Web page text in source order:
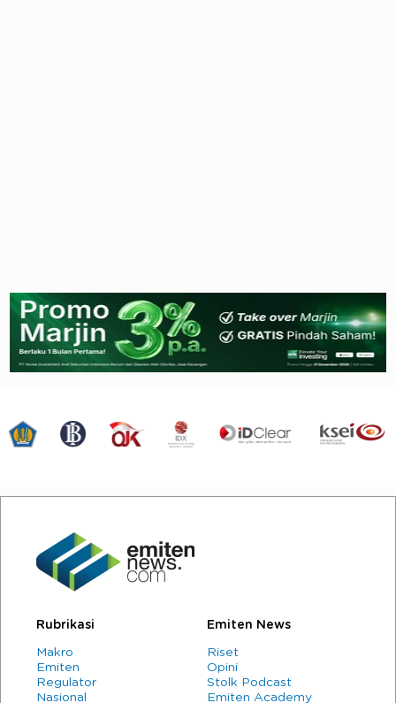
Rubrikasi
Makro
Emiten
Regulator
Nasional
Emiten News
Riset
Opini
Stolk Podcast
Emiten Academy